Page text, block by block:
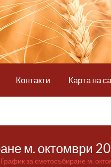
Контакти Карта на
м. октомври
График за сметосъбиране м.